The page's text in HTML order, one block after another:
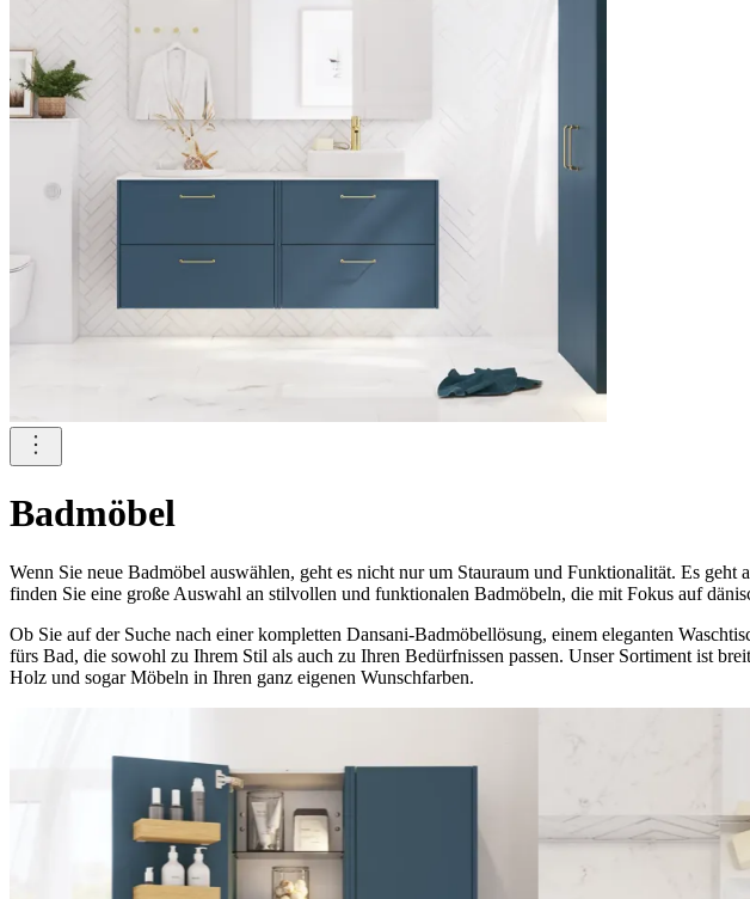
Badmöbel
Wenn Sie neue Badmöbel auswählen, geht es nicht nur um Stauraum und Funktionalität. Es
finden Sie eine große Auswahl an stilvollen und funktionalen Badmöbeln, die mit Fokus auf
Ob Sie auf der Suche nach einer kompletten Dansani-Badmöbellösung, einem eleganten
fürs Bad, die sowohl zu Ihrem Stil als auch zu Ihren Bedürfnissen passen. Unser Sortiment ist
Holz und sogar Möbeln in Ihren ganz eigenen Wunschfarben.